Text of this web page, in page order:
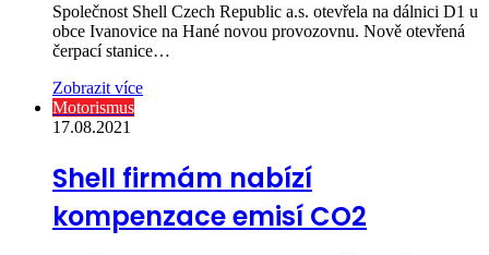
Společnost Shell Czech Republic a.s. otevřela na dálnici D1 u
obce Ivanovice na Hané novou provozovnu. Nově otevřená
čerpací stanice…
Zobrazit více
Motorismus
17.08.2021
Shell firmám nabízí
kompenzace emisí CO2